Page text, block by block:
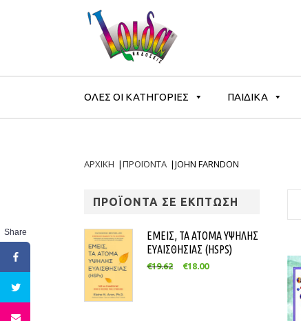
ΟΛΕΣ ΟΙ ΚΑΤΗΓΟΡΙΕΣ ΠΑΙΔΙΚΑ
ΑΡΧΙΚΗ |ΠΡΟΪΟΝΤΑ |JOHN FARNDON
ΠΡΟΪΟΝΤΑ ΣΕ ΕΚΠΤΩΣΗ
ΕΜΕΙΣ, ΤΑ ΑΤΟΜΑ ΥΨΗΛΗΣ
ΕΥΑΙΣΘΗΣΙΑΣ (HSPS)
€19.62 €18.00
Share